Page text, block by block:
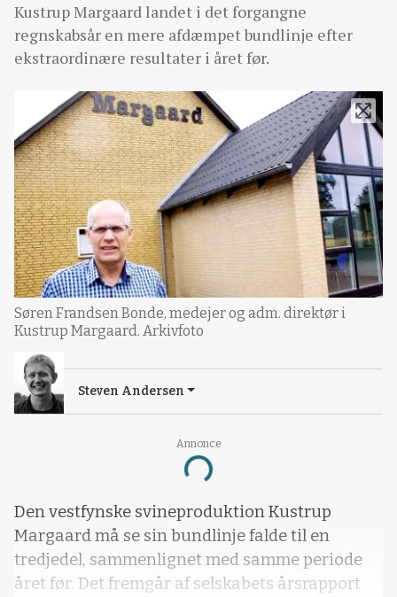
Annonce
Loading...
Kustrup Margaard landet i det forgangne
regnskabsår en mere afdæmpet bundlinje efter
ekstraordinære resultater i året før.
Søren Frandsen Bonde, medejer og adm. direktør i
Kustrup Margaard. Arkivfoto
Steven Andersen
Den vestfynske svineproduktion Kustrup
Margaard må se sin bundlinje falde til en
tredjedel, sammenlignet med samme periode
året før. Det fremgår af selskabets årsrapport